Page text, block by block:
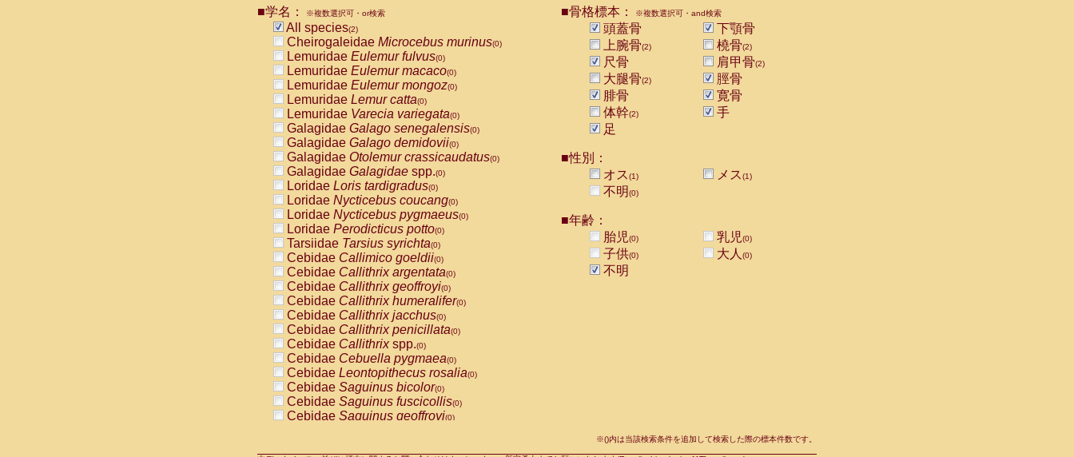
AtelidaeAteles belzebuth
AtelidaeAteles geoffroyi
AtelidaeAteles paniscus(0)
AtelidaeAtelesspp. (0)
AtelidaeLagothrix lagothricha
AtelidaeLagothrix lagothricha cana
PitheciidaeCacajao calvus rubicundus
PitheciidaeCallicebus cupreus
PitheciidaeCallicebus donacophilus
PitheciidaeCallicebus moloch
PitheciidaeCallicebus torquatus(0)
PitheciidaeCallicebusspp.
PitheciidaeChiropotes satanas
PitheciidaePithecia monachus
PitheciidaePithecia pithecia (0)
CercopithecidaeCercocebus agilis
CercopithecidaeCercocebus galeritus chrysogaster
CercopithecidaeCercocebus torquatus atys
CercopithecidaeCercocebus torquatus lunulatus
CercopithecidaeCercocebus torquatus torquatus
CercopithecidaeCercocebushybrid
CercopithecidaeCercocebusspp.
CercopithecidaeLophocebus albigena
CercopithecidaePapio anubis
CercopithecidaePapio cynocephalus
CercopithecidaePapio hamadryas
CercopithecidaePapio papio
CercopithecidaePapiospp.(0)
CercopithecidaeMandrillus leucophaeus
CercopithecidaeMandrillus sphinx
CercopithecidaeMacaca arctoides(0)
■学名： ※複数選択可・or検索
All species(2)
Cheirogaleidae Microcebus murinus(0)
Lemuridae Eulemur fulvus(0)
Lemuridae Eulemur macaco(0)
Lemuridae Eulemur mongoz(0)
Lemuridae Lemur catta(0)
Lemuridae Varecia variegata(0)
Galagidae Galago senegalensis(0)
Galagidae Galago demidovii(0)
Galagidae Otolemur crassicaudatus(0)
Galagidae Galagidae spp.(0)
Loridae Loris tardigradus(0)
Loridae Nycticebus coucang(0)
Loridae Nycticebus pygmaeus(0)
Loridae Perodicticus potto(0)
Tarsiidae Tarsius syrichta(0)
Cebidae Callimico goeldii(0)
Cebidae Callithrix argentata(0)
Cebidae Callithrix geoffroyi(0)
Cebidae Callithrix humeralifer(0)
Cebidae Callithrix jacchus(0)
Cebidae Callithrix penicillata(0)
Cebidae Callithrixspp.(0)
Cebidae Cebuella pygmaea(0)
Cebidae Leontopithecus rosalia(0)
Cebidae Saguinus bicolor(0)
Cebidae Saguinus fuscicollis(0)
Cebidae Saguinus geoffroyi(0)
■骨格標本： ※複数選択可・and検索
頭蓋骨
下顎骨
上腕骨(2) 橈骨(2)
尺骨 肩甲骨(2)
大腿骨(2)
脛骨
腓骨
寛骨
体幹(2)
手
足
■性別：
オス(1) メス(1)
不明(0)
■年齢：
胎児(0) 乳児(0)
子供(0) 大人 (0)
不明
※()内は当該検索条件を追加して検索した際の標本件数です。